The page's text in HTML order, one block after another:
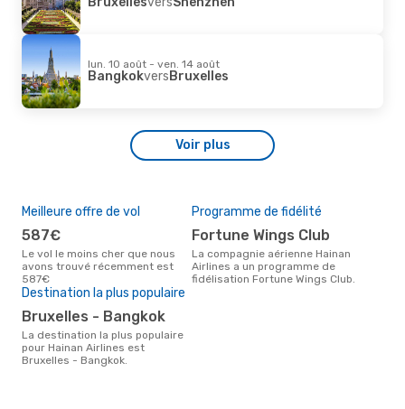
lun. 10 août - ven. 14 août
BangkokversBruxelles
Voir plus
Meilleure offre de vol
587€
Le vol le moins cher que nous
avons trouvé récemment est
587€
Programme de fidélité
Fortune Wings Club
La compagnie aérienne Hainan
Airlines a un programme de
fidélisation Fortune Wings Club.
Destination la plus populaire
Bruxelles - Bangkok
La destination la plus populaire
pour Hainan Airlines est
Bruxelles - Bangkok.